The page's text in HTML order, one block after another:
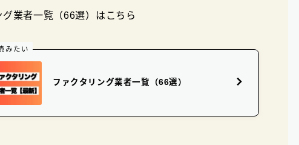
業者一覧（66選）はこちら
みたい
ファクタリング業者一覧（66選）